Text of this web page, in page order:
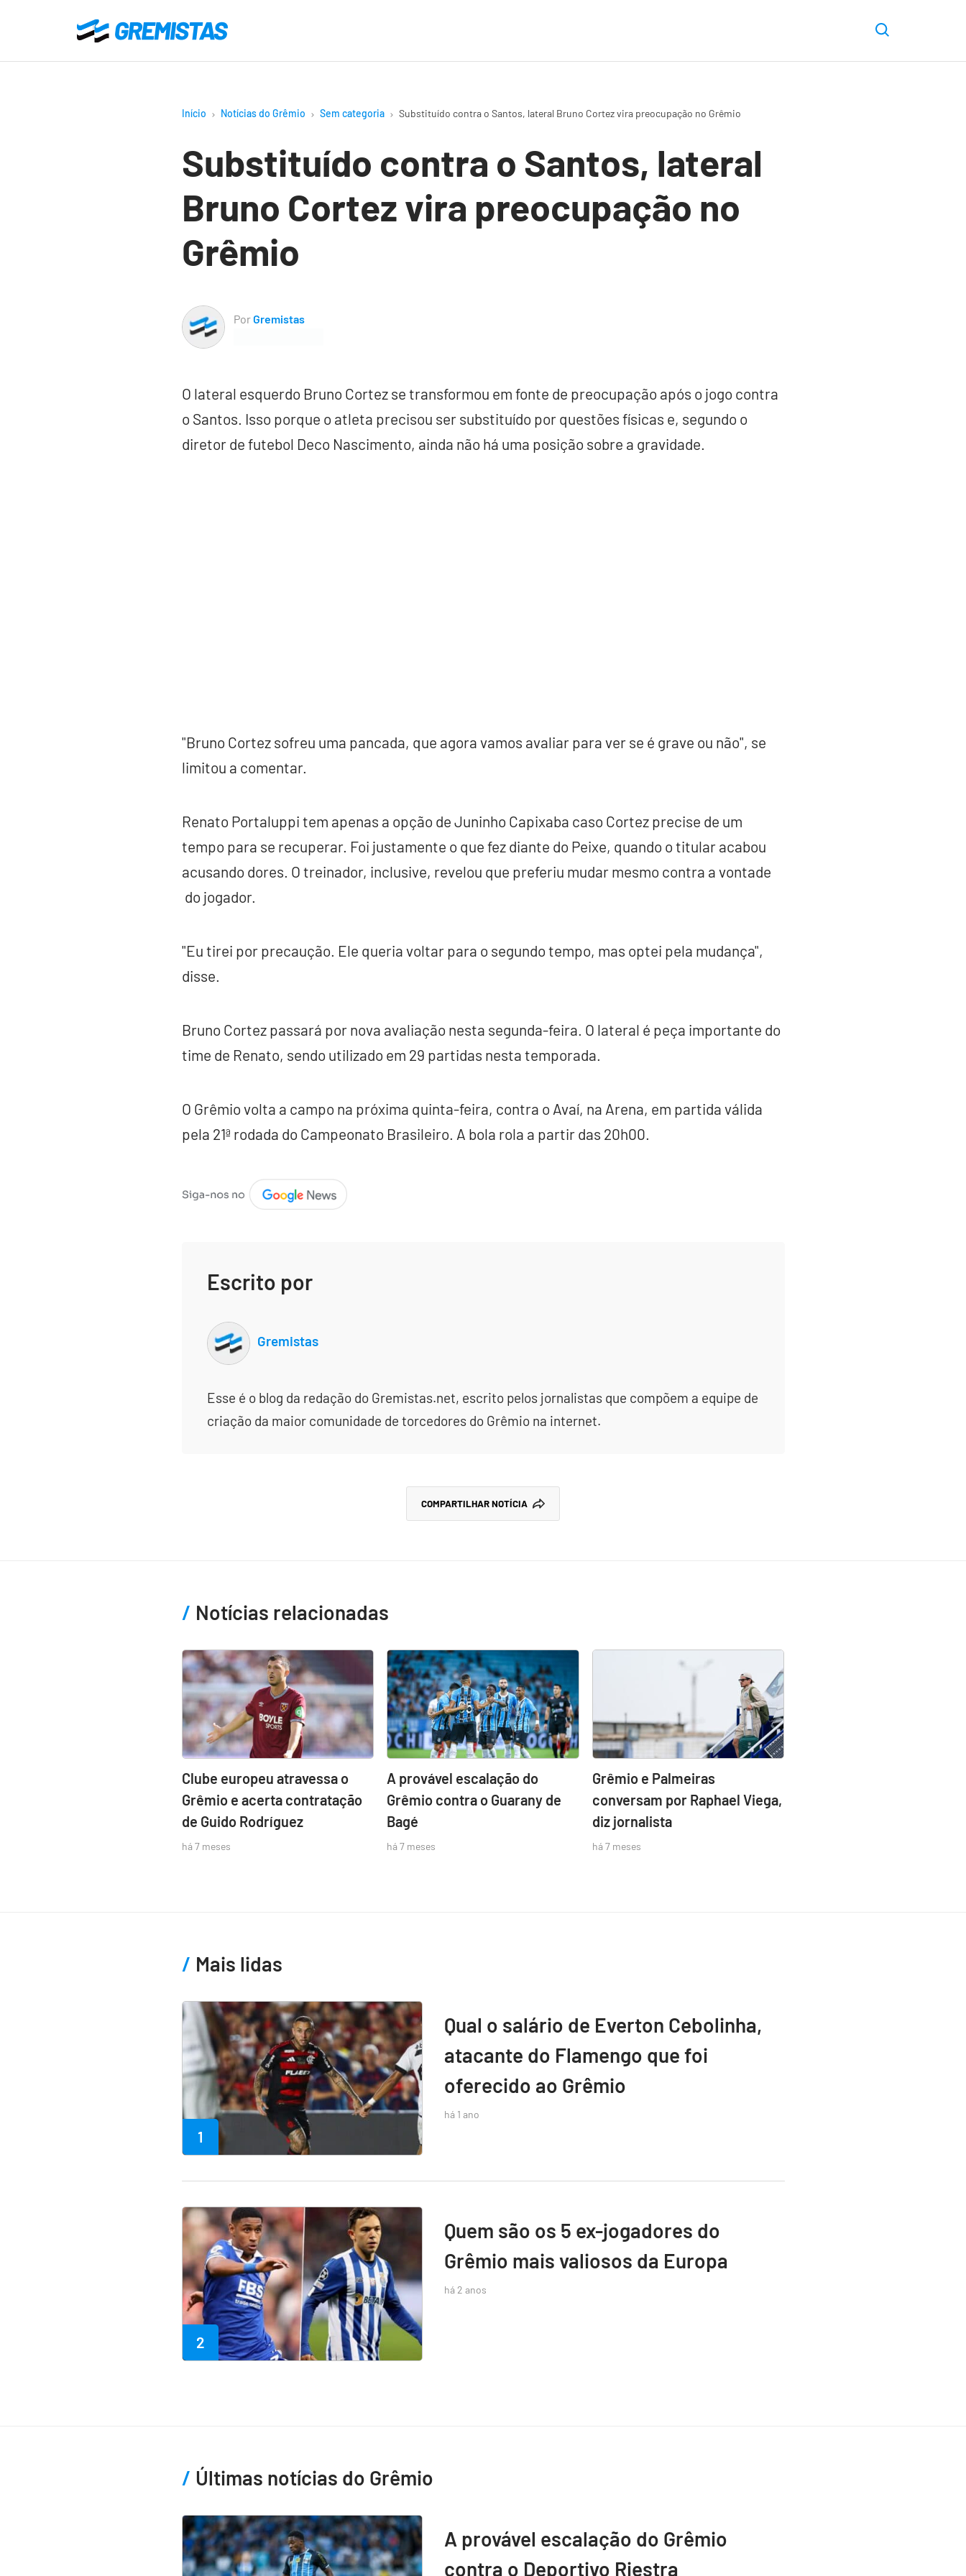
o
Gremistas
Início Notícias do Grêmio Sem categoria Substituído contra o Santos, lateral Bruno Cortez vira preocupação no Grêmio
Substituído contra o Santos, lateral
Bruno Cortez vira preocupação no
Grêmio
PorGremistas
O lateral esquerdo Bruno Cortez se transformou em fonte de preocupação após o jogo contra
o Santos. Isso porque o atleta precisou ser substituído por questões físicas e, segundo o
diretor de futebol Deco Nascimento, ainda não há uma posição sobre a gravidade.
"Bruno Cortez sofreu uma pancada, que agora vamos avaliar para ver se é grave ou não", se
limitou a comentar.
Renato Portaluppi tem apenas a opção de Juninho Capixaba caso Cortez precise de um
tempo para se recuperar. Foi justamente o que fez diante do Peixe, quando o titular acabou
acusando dores. O treinador, inclusive, revelou que preferiu mudar mesmo contra a vontade
do jogador.
"Eu tirei por precaução. Ele queria voltar para o segundo tempo, mas optei pela mudança",
disse.
Bruno Cortez passará por nova avaliação nesta segunda-feira. O lateral é peça importante do
time de Renato, sendo utilizado em 29 partidas nesta temporada.
O Grêmio volta a campo na próxima quinta-feira, contra o Avaí, na Arena, em partida válida
pela 21ª rodada do Campeonato Brasileiro. A bola rola a partir das 20h00.
Escrito por
Gremistas
Esse é o blog da redação do Gremistas.net, escrito pelos jornalistas que compõem a equipe de
criação da maior comunidade de torcedores do Grêmio na internet.
COMPARTILHAR NOTÍCIA
Notícias relacionadas
Clube europeu atravessa o
Grêmio e acerta contratação
de Guido Rodríguez
há 7 meses
A provável escalação do
Grêmio contra o Guarany de
Bagé
há 7 meses
Grêmio e Palmeiras
conversam por Raphael Viega,
diz jornalista
há 7 meses
Mais lidas
1
Qual o salário de Everton Cebolinha,
atacante do Flamengo que foi
oferecido ao Grêmio
há 1 ano
2
Quem são os 5 ex-jogadores do
Grêmio mais valiosos da Europa
há 2 anos
Últimas notícias do Grêmio
A provável escalação do Grêmio
contra o Deportivo Riestra